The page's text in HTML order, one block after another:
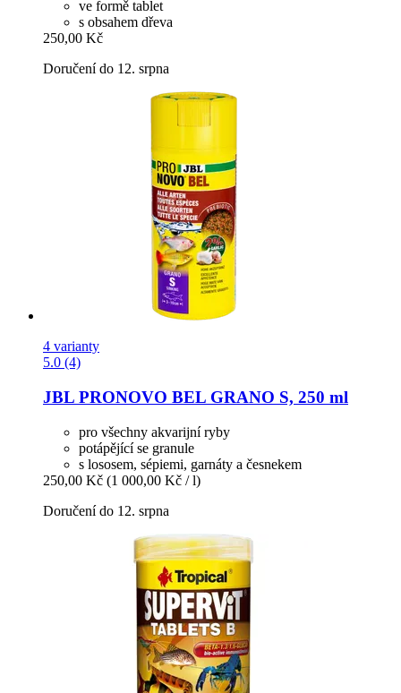
ve formě tablet
s obsahem dřeva
250,00 Kč
Doručení do 12. srpna
4 varianty
5.0 (4)
JBL PRONOVO BEL GRANO S, 250 ml
pro všechny akvarijní ryby
potápějící se granule
s lososem, sépiemi, garnáty a česnekem
250,00 Kč (1 000,00 Kč / l)
Doručení do 12. srpna